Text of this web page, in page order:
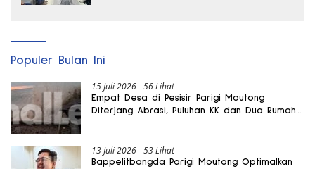
Populer Bulan Ini
15 Juli 2026 56 Lihat
Empat Desa di Pesisir Parigi Moutong
Diterjang Abrasi, Puluhan KK dan Dua Rumah
13 Juli 2026 53 Lihat
Bappelitbangda Parigi Moutong Optimalkan